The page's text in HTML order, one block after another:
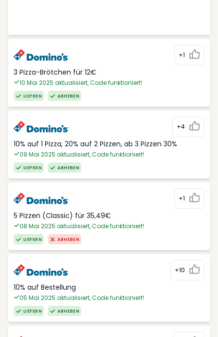
+1
3 Pizza-Brötchen für 12€
10 Mai 2025 aktualisiert, Code funktioniert!
LIEFERN ABHEBEN
+4
10% auf 1 Pizza, 20% auf 2 Pizzen, ab 3 Pizzen 30%
09 Mai 2025 aktualisiert, Code funktioniert!
LIEFERN ABHEBEN
+1
5 Pizzen (Classic) für 35,49€
08 Mai 2025 aktualisiert, Code funktioniert!
LIEFERN ABHEBEN
+10
10% auf Bestellung
05 Mai 2025 aktualisiert, Code funktioniert!
LIEFERN ABHEBEN